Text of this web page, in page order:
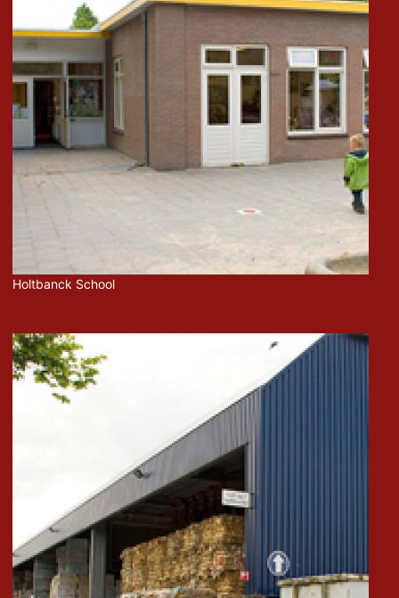
Holtbanck School